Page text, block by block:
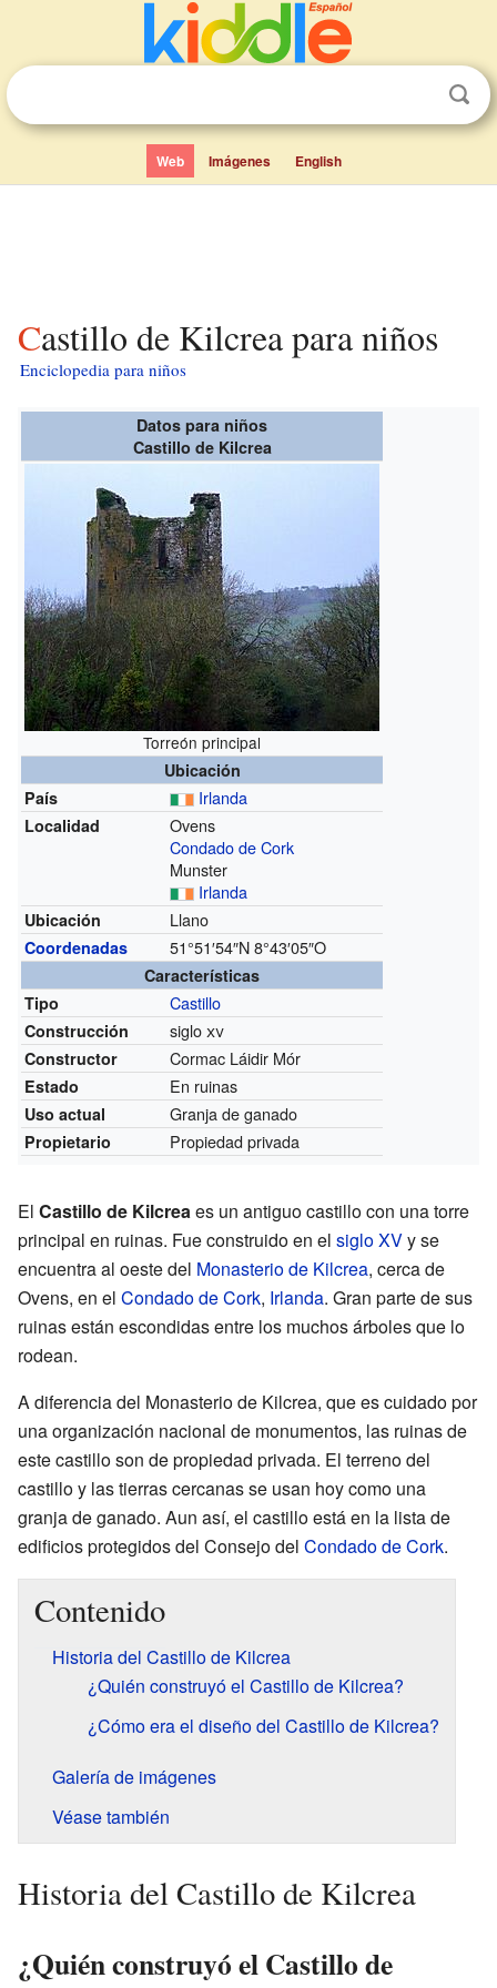
Web Imágenes English
Castillo de Kilcrea para niños
Enciclopedia para niños
Datos para niños
Castillo de Kilcrea
Torreón principal
Ubicación
País
Irlanda
Localidad
Ovens
Condado de Cork
Munster
Irlanda
Ubicación Llano
Coordenadas 51°51′54″N8°43′05″O
Características
Tipo
Castillo
Construcción sigloxv
Constructor Cormac Láidir Mór
Estado En ruinas
Uso actual Granja de ganado
Propietario Propiedad privada
El Castillo de Kilcreaes un antiguo castillo con una torre
principal en ruinas. Fue construido en el siglo XVy se
encuentra al oeste del Monasterio de Kilcrea, cerca de
Ovens, en el Condado de Cork, Irlanda. Gran parte de sus
ruinas están escondidas entre los muchos árboles que lo
rodean.
A diferencia del Monasterio de Kilcrea, que es cuidado por
una organización nacional de monumentos, las ruinas de
este castillo son de propiedad privada. El terreno del
castillo y las tierras cercanas se usan hoy como una
granja de ganado. Aun así, el castillo está en la lista de
edificios protegidos del Consejo del Condado de Cork.
Contenido
Historia del Castillo de Kilcrea
¿Quién construyó el Castillo de Kilcrea?
¿Cómo era el diseño del Castillo de Kilcrea?
Galería de imágenes
Véase también
Historia del Castillo de Kilcrea
¿Quién construyó el Castillo de